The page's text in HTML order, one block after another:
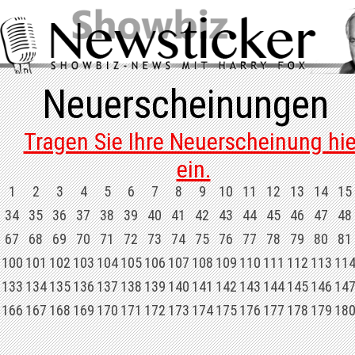
Neuerscheinungen
Tragen Sie Ihre Neuerscheinung
ein.
1 2 3 4 5 6 7 8 9 10 11 12 13 14 15
34 35 36 37 38 39 40 41 42 43 44 45 46 47 48
67 68 69 70 71 72 73 74 75 76 77 78 79 80 81
100101102103104105106107108109110111112113114
133134135136137138139140141142143144145146147
166167168169170171172173174175176177178179180